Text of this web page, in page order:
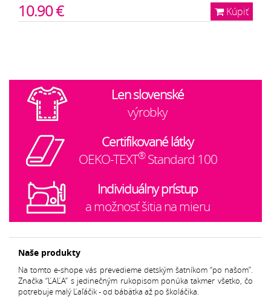
Kúpiť
10.90 €
Len slovenské
výrobky
Certifikované látky
OEKO-TEXT®Standard 100
Individuálny prístup
a možnosť šitia na mieru
Naše produkty
Na tomto e-shope vás prevedieme detským šatníkom “po našom”.
Značka “ĽAĽA” s jedinečným rukopisom ponúka takmer všetko, čo
potrebuje malý Ľaľáčik - od bábätka až po školáčika.